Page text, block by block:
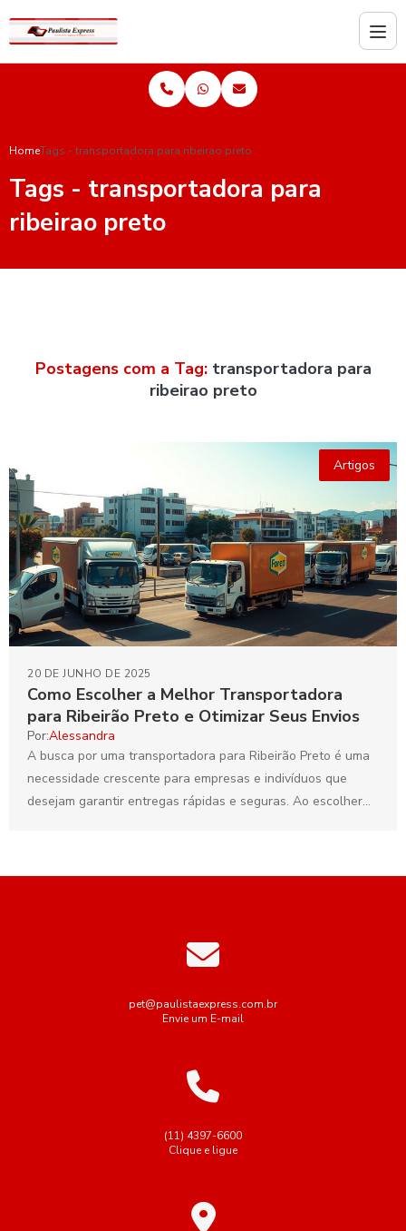
HomeTags - transportadora para ribeirao preto
Tags - transportadora para
ribeirao preto
Postagens com a Tag: transportadora para
ribeirao preto
Artigos
Como Escolher a Melhor Transportadora
para Ribeirão Preto e Otimizar Seus Envios
20 DE JUNHO DE 2025
Por:Alessandra
A busca por uma transportadora para Ribeirão Preto é uma
necessidade crescente para empresas e indivíduos que
desejam garantir entregas rápidas e seguras. Ao escolher...
pet@paulistaexpress.com.br
Envie um E-mail
(11) 4397-6600
Clique e ligue